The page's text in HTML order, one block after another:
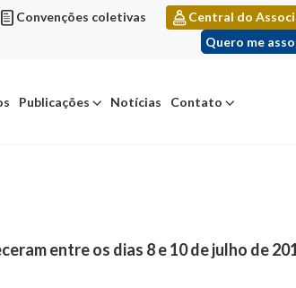
Convenções coletivas
Central do
Quero me
Publicações Notícias Contato
entre os dias 8 e 10 de julho de